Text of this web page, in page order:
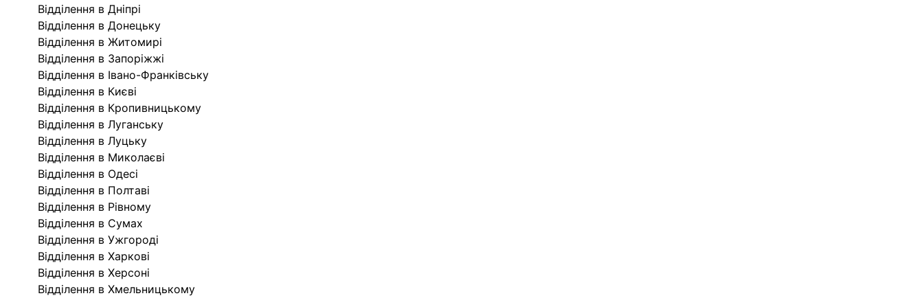
Відділення в Дніпрі
Відділення в Донецьку
Відділення в Житомирі
Відділення в Запоріжжі
Відділення в Івано-Франківську
Відділення в Києві
Відділення в Кропивницькому
Відділення в Луганську
Відділення в Луцьку
Відділення в Миколаєві
Відділення в Одесі
Відділення в Полтаві
Відділення в Рівному
Відділення в Сумах
Відділення в Ужгороді
Відділення в Харкові
Відділення в Херсоні
Відділення в Хмельницькому